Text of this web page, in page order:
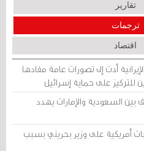
تقارير
ترجمات
اقتصاد
أدت إلى تصورات عامة مفادها
للتركيز على حماية إسرائيل
بين السعودية والإمارات يهدد
أمريكية على وزير بحريني بسبب